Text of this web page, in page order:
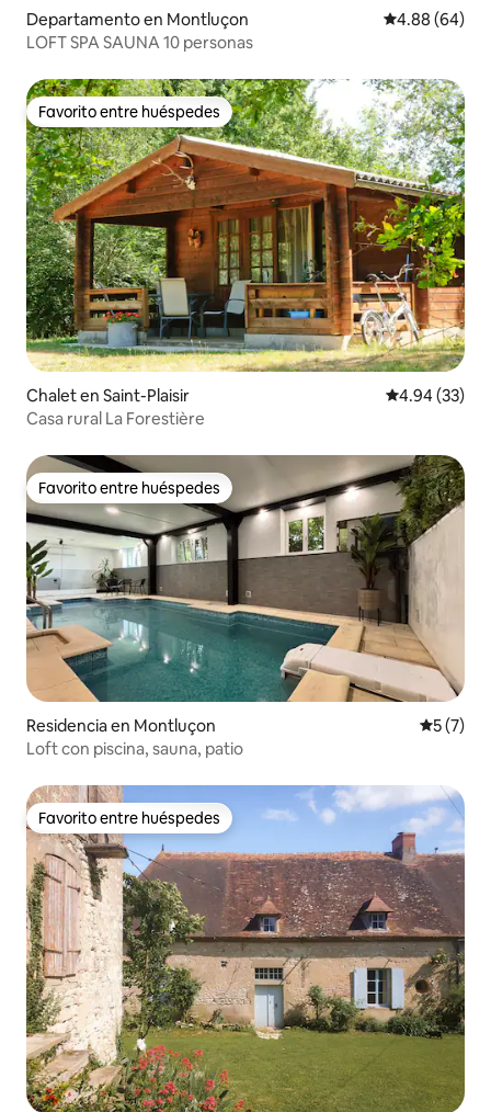
Departamento en Montluçon Calificación
4.88 (64)
LOFT SPA SAUNA 10 personas
Favorito entre huéspedes
Favorito entre huéspedes
Chalet en Saint-Plaisir Calificación
4.94 (33)
Casa rural La Forestière
Favorito entre huéspedes
Favorito entre huéspedes
Residencia en Montluçon
5 (7)
Loft con piscina, sauna, patio
Favorito entre huéspedes
Favorito entre huéspedes